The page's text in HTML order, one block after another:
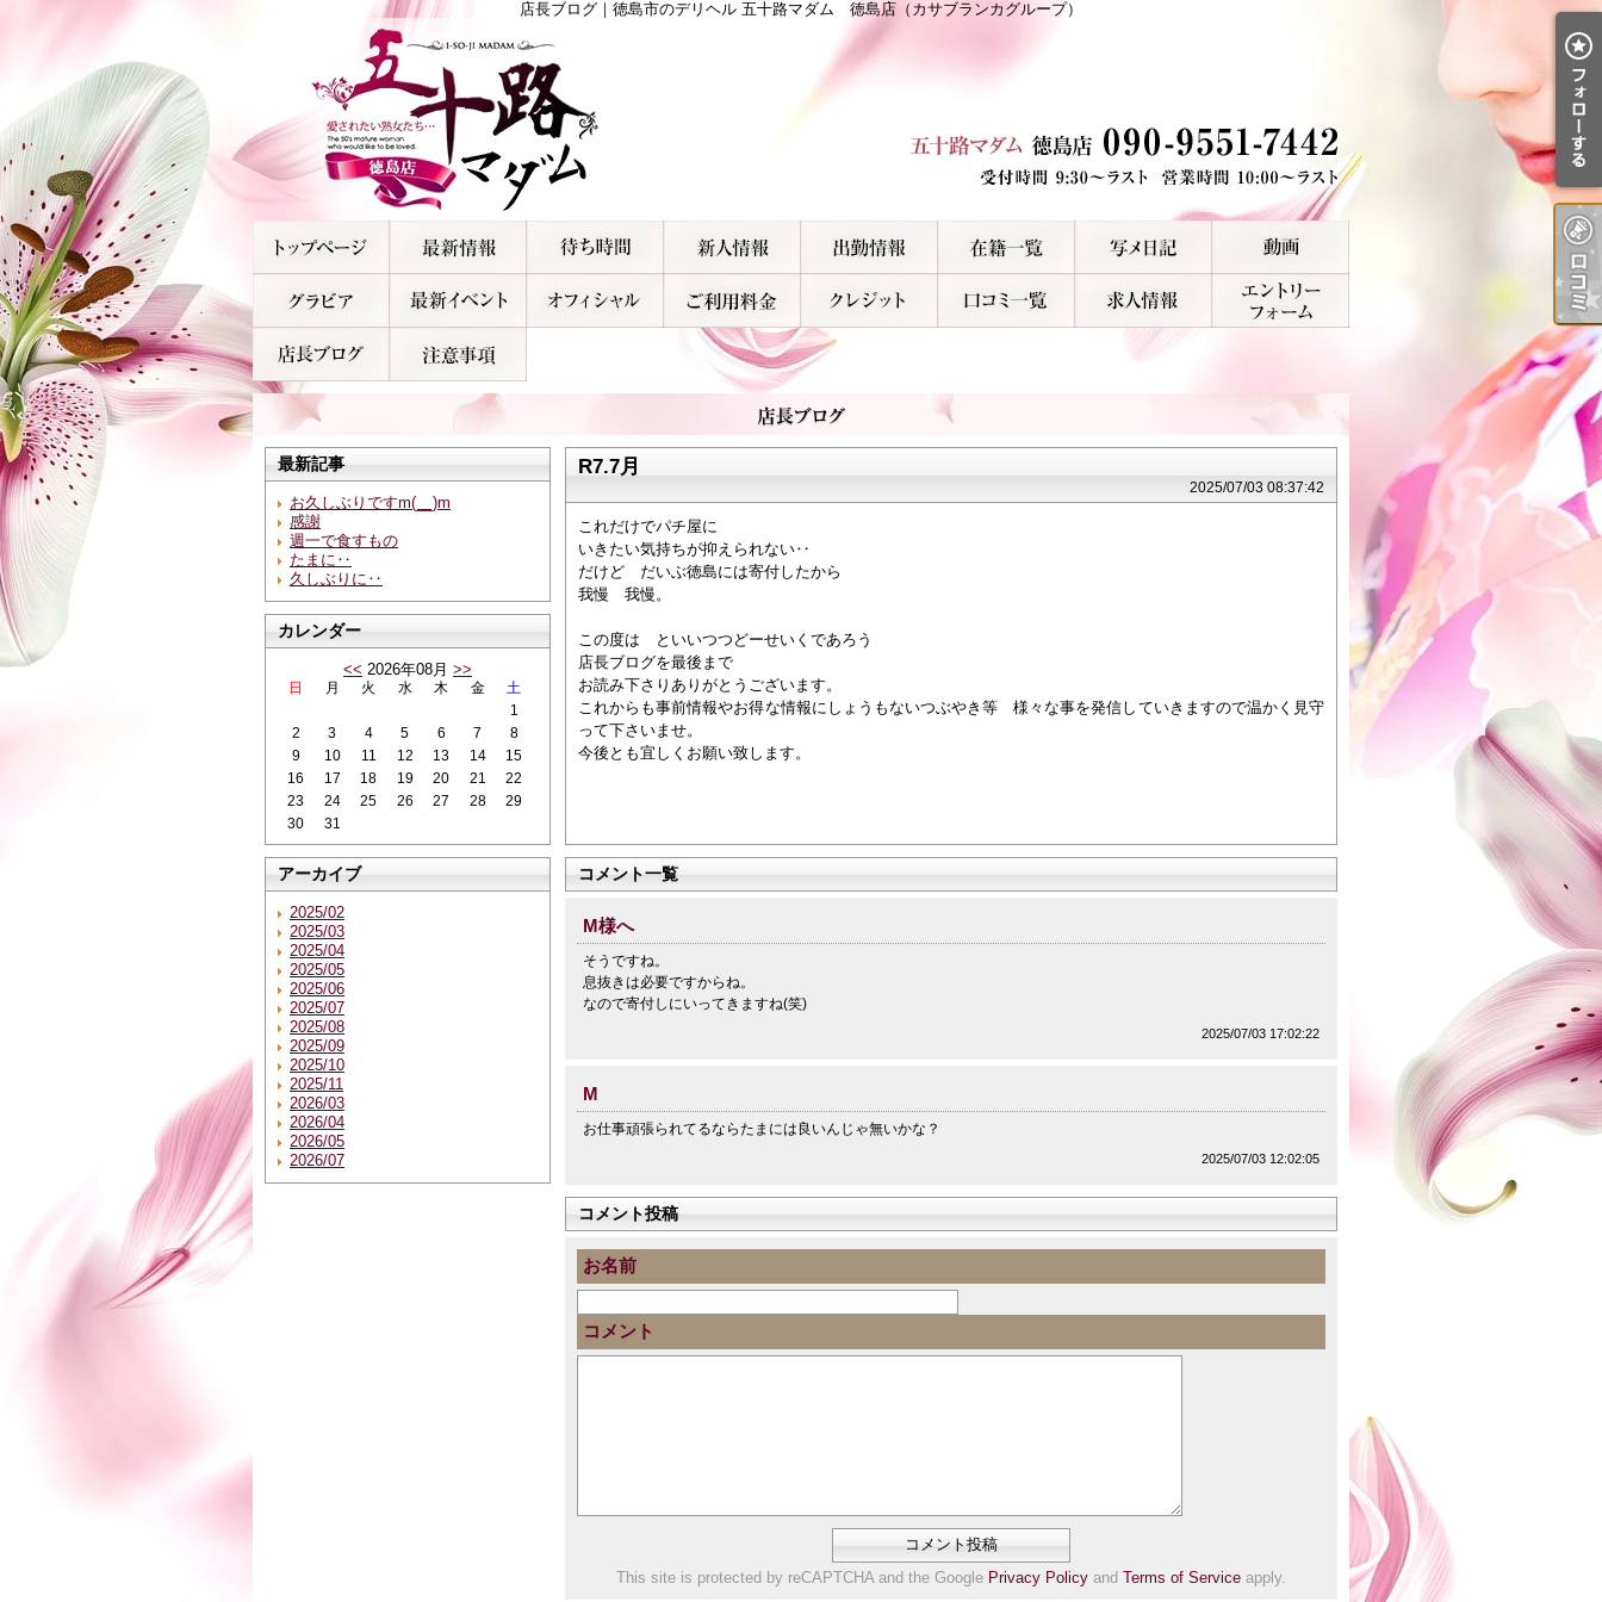
店長ブログ｜徳島市のデリヘル 五十路マダム 徳島店（カサブランカグループ）
最新記事
お久しぶりですm(__)m
感謝
週一で食すもの
たまに‥
久しぶりに‥
カレンダー
<< 2026年08月 >>
日 月 火 水 木 金
土
1
2
3 4 5 6 7
8
9
10 11 12 13 14
15
16
17 18 19 20 21
22
23
24 25 26 27 28
29
30
31
アーカイブ
2025/02
2025/03
2025/04
2025/05
2025/06
2025/07
2025/08
2025/09
2025/10
2025/11
2026/03
2026/04
2026/05
2026/07
R7.7月
2025/07/03 08:37:42
これだけでパチ屋に
いきたい気持ちが抑えられない‥
だけど だいぶ徳島には寄付したから
我慢 我慢。
この度は といいつつどーせいくであろう
店長ブログを最後まで
お読み下さりありがとうございます。
これからも事前情報やお得な情報にしょうもないつぶやき等 様々な事を発信していきますので温かく見守
って下さいませ。
今後とも宜しくお願い致します。
コメント一覧
M様へ
そうですね。
息抜きは必要ですからね。
なので寄付しにいってきますね(笑)
2025/07/03 17:02:22
M
お仕事頑張られてるならたまには良いんじゃ無いかな？
2025/07/03 12:02:05
コメント投稿
お名前
コメント
This site is protected by reCAPTCHA and the Google Privacy Policy and Terms of Service apply.